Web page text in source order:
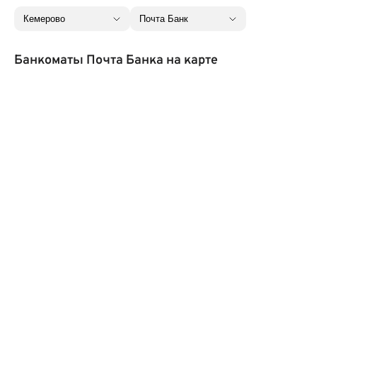
Банкоматы Почта Банка на карте